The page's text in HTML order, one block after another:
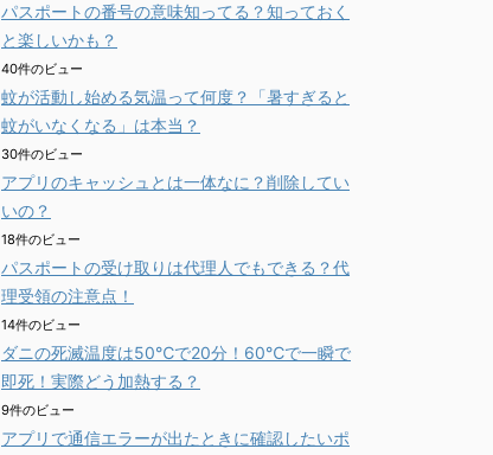
パスポートの番号の意味知ってる？知っておく
と楽しいかも？
40件のビュー
蚊が活動し始める気温って何度？「暑すぎると
蚊がいなくなる」は本当？
30件のビュー
アプリのキャッシュとは一体なに？削除してい
いの？
18件のビュー
パスポートの受け取りは代理人でもできる？代
理受領の注意点！
14件のビュー
ダニの死滅温度は50℃で20分！60℃で一瞬で
即死！実際どう加熱する？
9件のビュー
アプリで通信エラーが出たときに確認したいポ